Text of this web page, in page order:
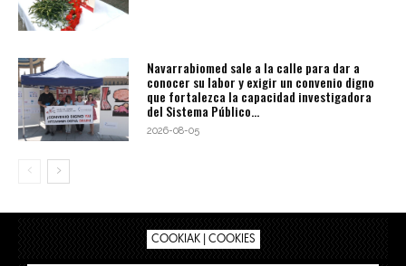
Navarrabiomed sale a la calle para dar a
conocer su labor y exigir un convenio digno
que fortalezca la capacidad investigadora
del Sistema Público...
2026-08-05
COOKIAK | COOKIES